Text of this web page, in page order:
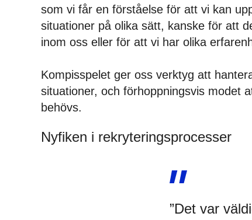
som vi får en förståelse för att vi kan
situationer på olika sätt, kanske för att
inom oss eller för att vi har olika
Kompisspelet ger oss verktyg att
situationer, och förhoppningsvis modet
behövs.
Nyfiken i rekryteringsprocesser
”Det var